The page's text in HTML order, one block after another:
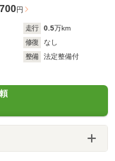
円
走行 0.5万km
修復
なし
整備
法定整備付